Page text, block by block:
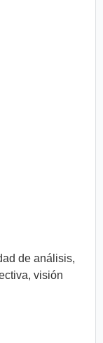
de análisis,
visión